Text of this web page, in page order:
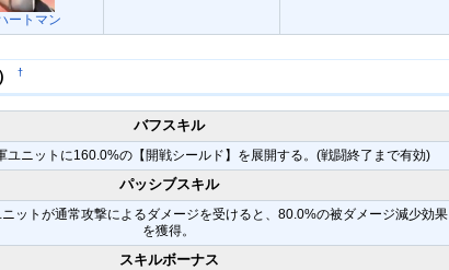
ートマン
†
バフスキル
ユニットに160.0%の【開戦シールド】を展開する。(戦闘終了まで有効)
パッシブスキル
ットが通常攻撃によるダメージを受けると、80.0%の被ダメージ減少効果
を獲得。
スキルボーナス